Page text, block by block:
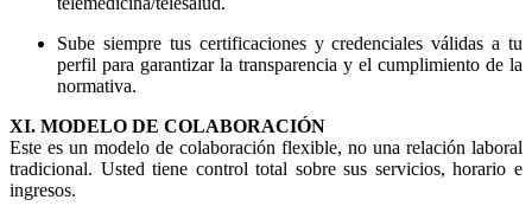
Sube siempre tus certificaciones y credenciales válidas a tu
perfil para garantizar la transparencia y el cumplimiento de la
normativa.
XI. MODELO DE COLABORACIÓN
Este es un modelo de colaboración flexible, no una relación laboral
tradicional. Usted tiene control total sobre sus servicios, horario e
ingresos.